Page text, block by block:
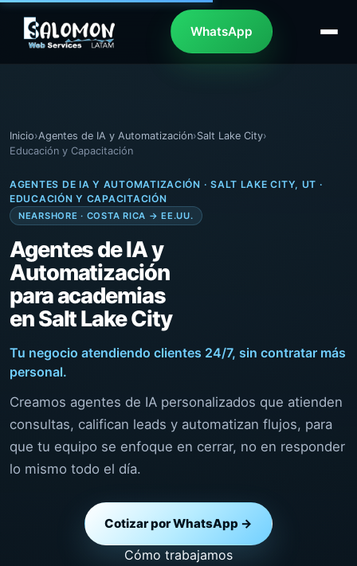
WhatsApp
Inicio›Agentes de IA y Automatización›Salt Lake City›
Educación y Capacitación
AGENTES DE IA Y AUTOMATIZACIÓN · SALT LAKE CITY, UT ·
EDUCACIÓN Y CAPACITACIÓN
NEARSHORE · COSTA RICA → EE.UU.
Agentes de IA y
Automatización
para academias
en Salt Lake City
Tu negocio atendiendo clientes 24/7, sin contratar más
personal.
Creamos agentes de IA personalizados que atienden
consultas, califican leads y automatizan flujos, para
que tu equipo se enfoque en cerrar, no en responder
lo mismo todo el día.
Cotizar por WhatsApp →
Cómo trabajamos